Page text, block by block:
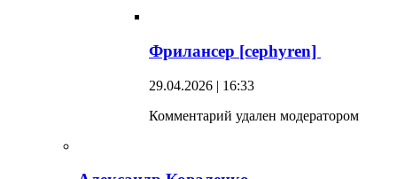
Фрилансер [cephyren]
29.04.2026 | 16:33
Комментарий удален модератором